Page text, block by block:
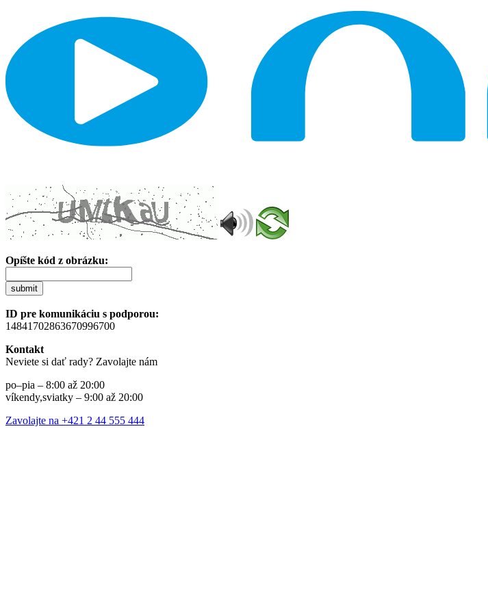
Opíšte kód z obrázku:
submit
ID pre komunikáciu s podporou:
14841702863670996700
Kontakt
Neviete si dať rady? Zavolajte nám
po–pia – 8:00 až 20:00
víkendy,sviatky – 9:00 až 20:00
Zavolajte na +421 2 44 555 444